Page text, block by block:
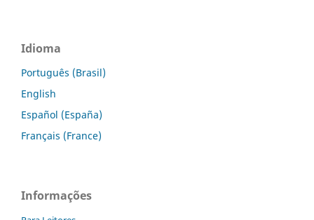
Idioma
Português (Brasil)
English
Español (España)
Français (France)
Informações